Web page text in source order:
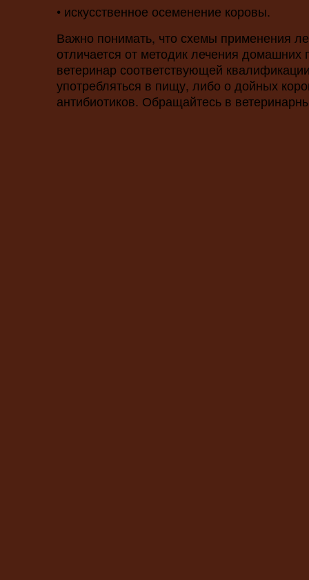
• искусственное осеменение коровы.
Важно понимать, что схемы применения
отличается от методик лечения
ветеринар соответствующей
употребляться в пищу, либо о дойных
антибиотиков. Обращайтесь в